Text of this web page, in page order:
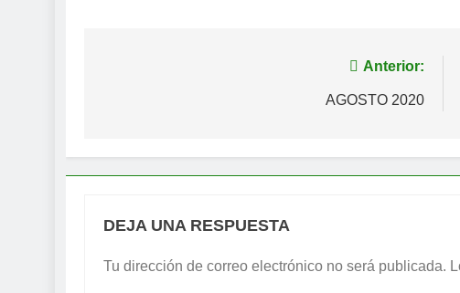
Anterior:
AGOSTO 2020
DEJA UNA RESPUESTA
Tu dirección de correo electrónico no será publicada.